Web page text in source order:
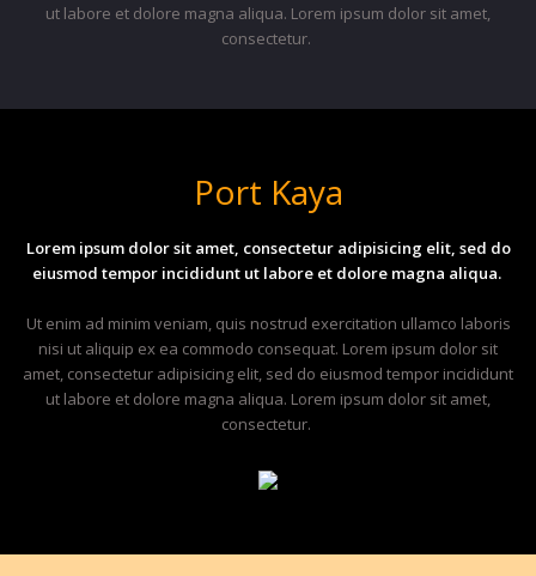
ut labore et dolore magna aliqua. Lorem ipsum dolor sit amet,
consectetur.
Port Kaya
Lorem ipsum dolor sit amet, consectetur adipisicing elit, sed do
eiusmod tempor incididunt ut labore et dolore magna aliqua.
Ut enim ad minim veniam, quis nostrud exercitation ullamco laboris
nisi ut aliquip ex ea commodo consequat. Lorem ipsum dolor sit
amet, consectetur adipisicing elit, sed do eiusmod tempor incididunt
ut labore et dolore magna aliqua. Lorem ipsum dolor sit amet,
consectetur.